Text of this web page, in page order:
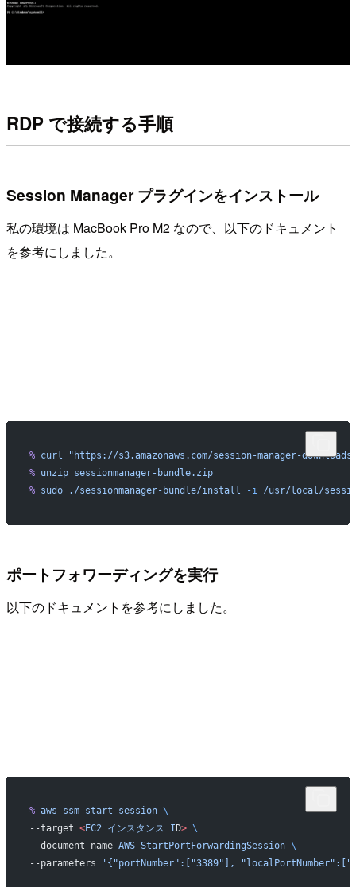
RDP で接続する手順
Session Manager プラグインをインストール
私の環境は MacBook Pro M2 なので、以下のドキュメント
を参考にしました。
% curl "https://s3.amazonaws.com/session-manager-
% unzip sessionmanager-bundle.zip
% sudo ./sessionmanager-bundle/install -i /usr/local/
ポートフォワーディングを実行
以下のドキュメントを参考にしました。
% aws ssm start-session \
--target <EC2 インスタンス I D> \
--document-name AWS-StartPortForwardingSession \
--parameters
'{"portNumber":["3389"],